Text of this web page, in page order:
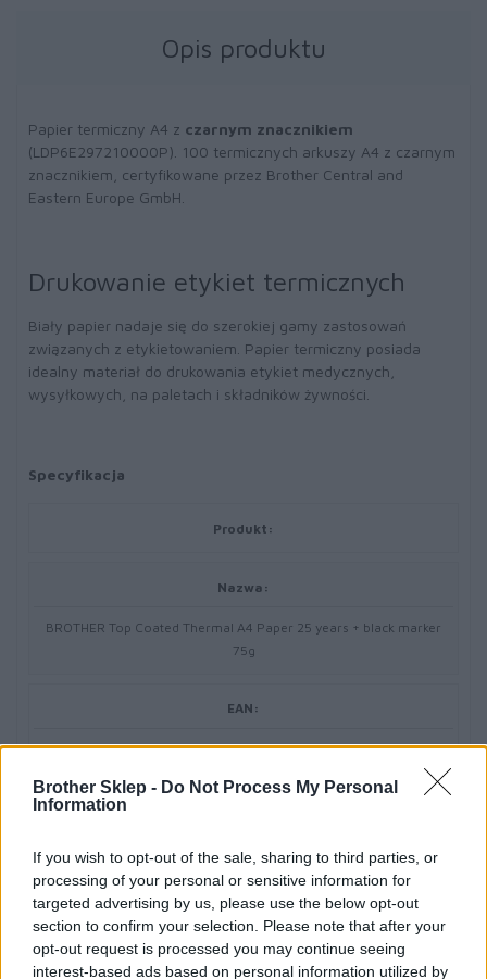
Brother Sklep - Do Not Process My Personal
Information
If you wish to opt-out of the sale, sharing to third parties, or
processing of your personal or sensitive information for
targeted advertising by us, please use the below opt-out
section to confirm your selection. Please note that after your
opt-out request is processed you may continue seeing
interest-based ads based on personal information utilized by
Opis produktu
Papier termiczny A4 z czarnym znacznikiem
(LDP6E297210000P). 100 termicznych arkuszy A4 z czarnym
znacznikiem, certyfikowane przez Brother Central and
Eastern Europe GmbH.
Drukowanie etykiet termicznych
Biały papier nadaje się do szerokiej gamy zastosowań
związanych z etykietowaniem. Papier termiczny posiada
idealny materiał do drukowania etykiet medycznych,
wysyłkowych, na paletach i składników żywności.
Specyfikacja
Produkt:
Nazwa:
BROTHER Top Coated Thermal A4 Paper 25 years + black marker
75g
EAN:
5014047601170